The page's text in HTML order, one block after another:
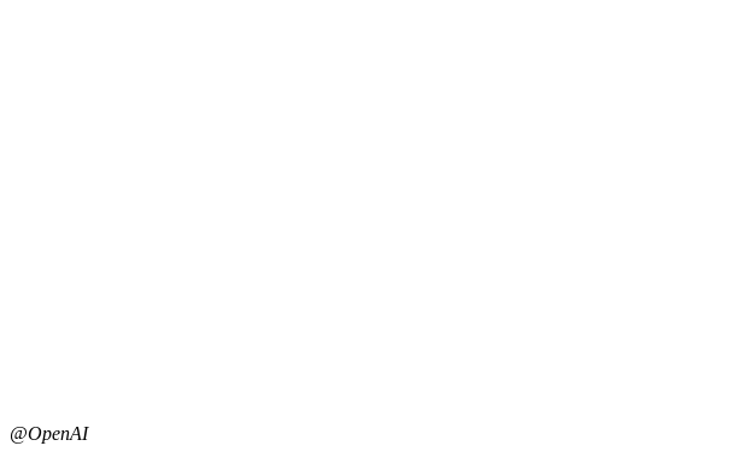
@OpenAI